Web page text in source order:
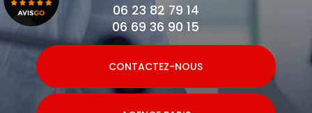
06 23 82 79 14
06 69 36 90 15
CONTACTEZ-NOUS
Voir le certificat